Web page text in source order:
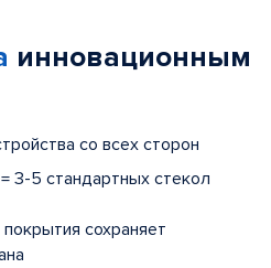
инновационным
со всех сторон
3-5 стандартных стекол
сохраняет